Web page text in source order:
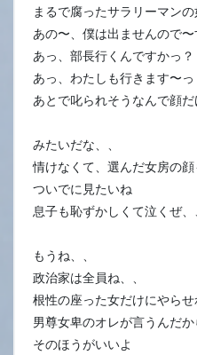
まるで腐ったサラリーマン
あの〜、僕は出ませんので
あっ、部長行くんですかっ？
あっ、わたしも行きます〜っ
あとで叱られそうなんで顔だ
みたいだな、、
情けなくて、選んだ女房の顔
ついでに見たいね
息子も恥ずかしくて泣くぜ、、
もうね、、
政治家は全員ね、、
根性の座った女だけにやら
男尊女卑のオレが言うんだか
そのほうがいいよ